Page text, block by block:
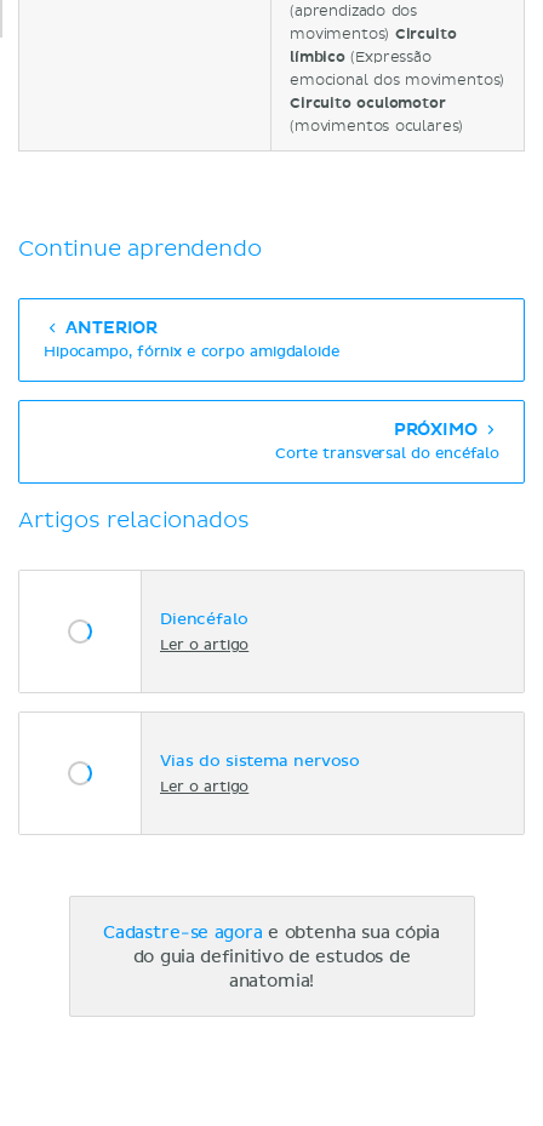
(aprendizado dos
movimentos) Circuito
límbico(Expressão
emocional dos movimentos)
Circuito oculomotor
(movimentos oculares)
Continue aprendendo
ANTERIOR
Hipocampo, fórnix e corpo amigdaloide
PRÓXIMO
Corte transversal do encéfalo
Artigos relacionados
Diencéfalo
Ler o artigo
Vias do sistema nervoso
Ler o artigo
Cadastre-se agora e obtenha sua cópia
do guia definitivo de estudos de
anatomia!